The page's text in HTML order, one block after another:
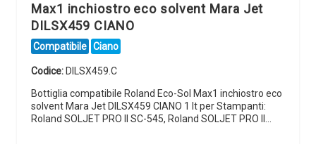
Max1 inchiostro eco solvent Mara Jet
DILSX459 CIANO
Compatibile Ciano
Codice: DILSX459.C
Bottiglia compatibile Roland Eco-Sol Max1 inchiostro eco
solvent Mara Jet DILSX459 CIANO 1 lt per Stampanti:
Roland SOLJET PRO II SC-545, Roland SOLJET PRO II…